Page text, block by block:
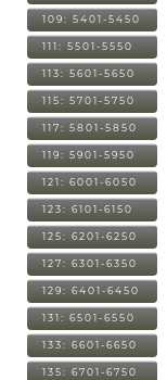
109: 5401-5450
111: 5501-5550
113: 5601-5650
115: 5701-5750
117: 5801-5850
119: 5901-5950
121: 6001-6050
123: 6101-6150
125: 6201-6250
127: 6301-6350
129: 6401-6450
131: 6501-6550
133: 6601-6650
135: 6701-6750